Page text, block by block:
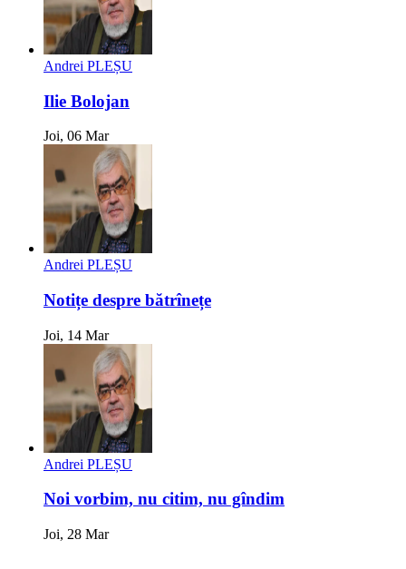
Andrei PLEȘU
Ilie Bolojan
Joi, 06 Mar
Andrei PLEȘU
Notițe despre bătrînețe
Joi, 14 Mar
Andrei PLEȘU
Noi vorbim, nu citim, nu gîndim
Joi, 28 Mar